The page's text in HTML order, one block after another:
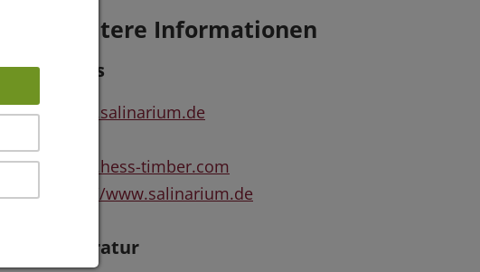
Weitere Informationen
Links
www.salinarium.de
www.hess-timber.com
http://www.salinarium.de
Literatur